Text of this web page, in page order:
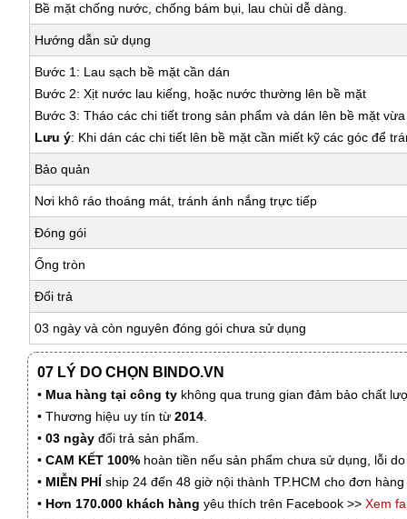
Bề mặt chống nước, chống bám bụi, lau chùi dễ dàng.
Hướng dẫn sử dụng
Bước 1: Lau sạch bề mặt cần dán
Bước 2: Xịt nước lau kiếng, hoặc nước thường lên bề mặt
Bước 3: Tháo các chi tiết trong sản phẩm và dán lên bề mặt
Lưu ý: Khi dán các chi tiết lên bề mặt cần miết kỹ các góc để
Bảo quản
Nơi khô ráo thoáng mát, tránh ánh nắng trực tiếp
Đóng gói
Ống tròn
Đổi trả
03 ngày và còn nguyên đóng gói chưa sử dụng
07 LÝ DO CHỌN BINDO.VN
• Mua hàng tại công ty không qua trung gian đảm bảo chất
• Thương hiệu uy tín từ 2014.
• 03 ngày đổi trả sản phẩm.
• CAM KẾT 100% hoàn tiền nếu sản phẩm chưa sử dụng, lỗi
• MIỄN PHÍ ship 24 đến 48 giờ nội thành TP.HCM cho đơn
• Hơn 170.000 khách hàng yêu thích trên Facebook >> Xem